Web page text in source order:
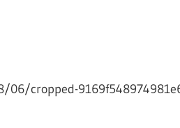
cropped-